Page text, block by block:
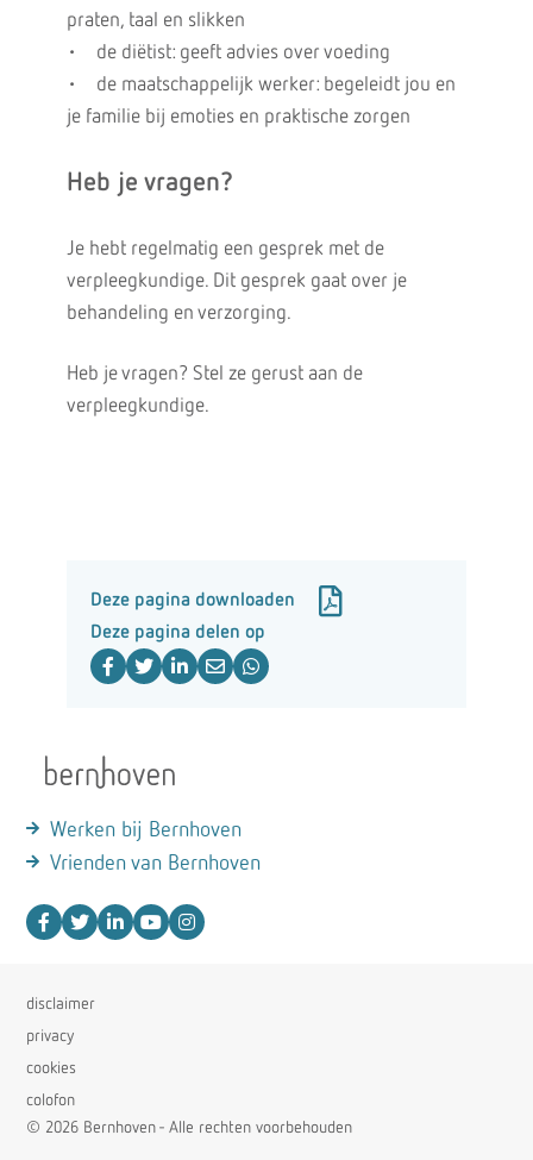
praten, taal en slikken
• de diëtist: geeft advies over voeding
• de maatschappelijk werker: begeleidt jou en
je familie bij emoties en praktische zorgen
Heb je vragen?
Je hebt regelmatig een gesprek met de
verpleegkundige. Dit gesprek gaat over je
behandeling en verzorging.
Heb je vragen? Stel ze gerust aan de
verpleegkundige.
Deze pagina downloaden
Deze pagina delen op
Werken bij Bernhoven
Vrienden van Bernhoven
disclaimer
privacy
cookies
colofon
© 2026 Bernhoven - Alle rechten voorbehouden